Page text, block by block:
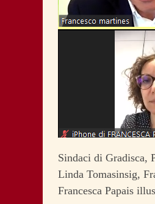
Sindaci di Gradisca,
Linda Tomasinsig,
Francesca Papais